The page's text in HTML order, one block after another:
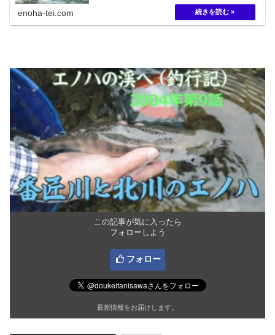
enoha-tei.com
この記事が気に入ったら
フォローしよう
フォロー
最新情報をお届けします。